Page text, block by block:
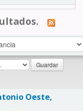
Oeste,